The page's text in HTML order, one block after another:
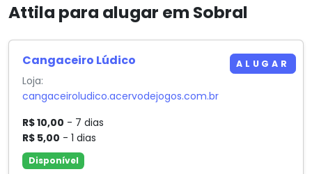
Attila para alugar em Sobral
Cangaceiro Lúdico
Loja:
cangaceiroludico.acervodejogos.com.br
R$ 10,00 - 7 dias
R$ 5,00 - 1 dias
Disponível
ALUGAR